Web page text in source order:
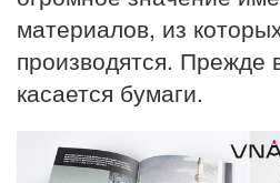
материалов, из
производятся. Прежде
касается бумаги.